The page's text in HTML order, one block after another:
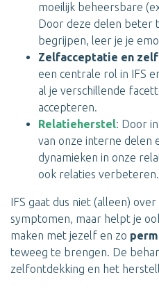
moeilijk beheersbare
Door deze delen beter
begrijpen, leer je je
Zelfacceptatie en
een centrale rol in IFS
al je verschillende
accepteren.
Relatieherstel: Door
van onze interne delen
dynamieken in onze
ook relaties verbeteren.
IFS gaat dus niet (alleen)
symptomen, maar helpt je
maken met jezelf en zo
teweeg te brengen. De
zelfontdekking en het